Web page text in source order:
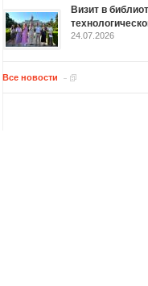
Визит в
24.07.2026
Все новости